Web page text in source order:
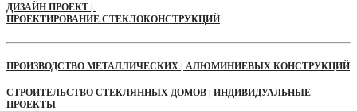
ДИЗАЙН ПРОЕКТ |
ПРОЕКТИРОВАНИЕ СТЕКЛОКОНСТРУКЦИЙ
ПРОИЗВОДСТВО МЕТАЛЛИЧЕСКИХ | АЛЮМИНИЕВЫХ КОНСТРУКЦИЙ
СТРОИТЕЛЬСТВО СТЕКЛЯННЫХ ДОМОВ | ИНДИВИДУАЛЬНЫЕ
ПРОЕКТЫ